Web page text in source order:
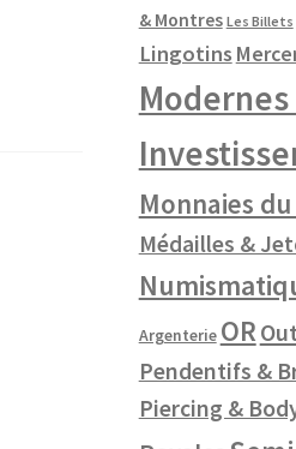
& Montres Les Billets
Lingotins
Modernes
Monnaies
Médailles &
Argenterie OR
Pendentifs &
Piercing &